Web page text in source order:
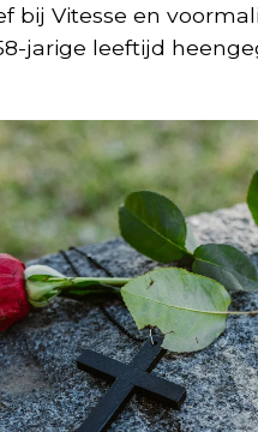
bij Vitesse en
jarige leeftijd